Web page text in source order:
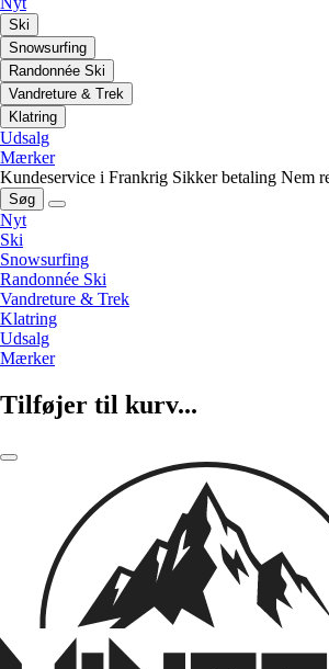
Ski
Snowsurfing
Randonnée Ski
Vandreture & Trek
Klatring
Udsalg
Mærker
Kundeservice i Frankrig Sikker betaling Nem
Søg
Nyt
Ski
Snowsurfing
Randonnée Ski
Vandreture & Trek
Klatring
Udsalg
Mærker
Tilføjer til kurv...